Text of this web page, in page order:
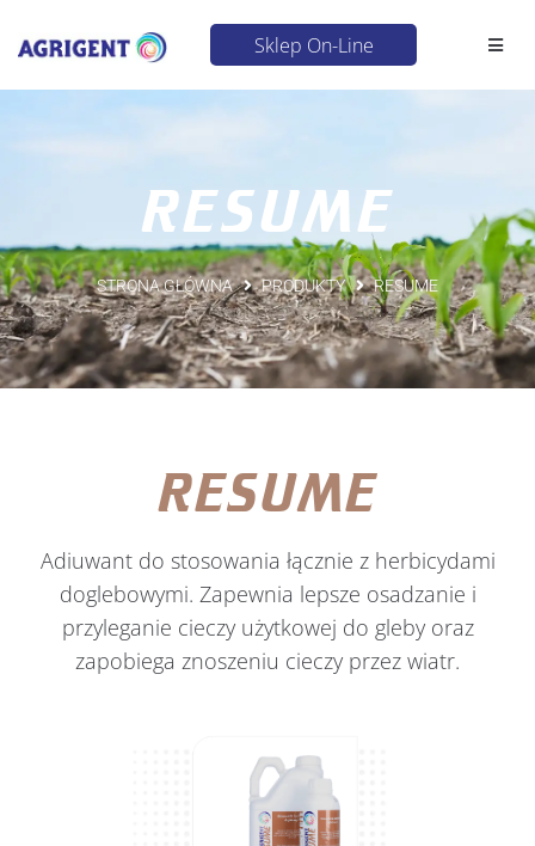
Sklep On-Line
RESUME
STRONA GŁÓWNA PRODUKTY RESUME
RESUME
Adiuwant do stosowania łącznie z herbicydami
doglebowymi. Zapewnia lepsze osadzanie i
przyleganie cieczy użytkowej do gleby oraz
zapobiega znoszeniu cieczy przez wiatr.